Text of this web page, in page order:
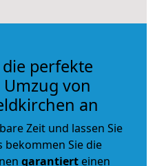
perfekte
von
an
Zeit und lassen Sie
bekommen Sie die
garantiert einen